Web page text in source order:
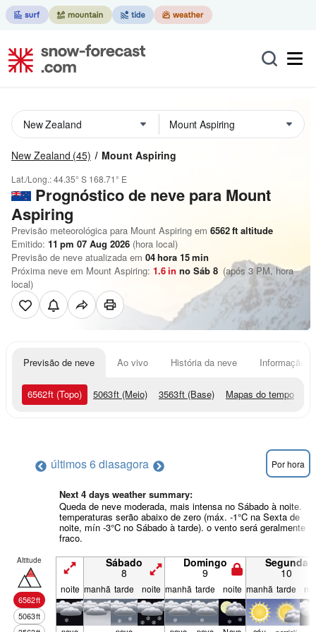
New Zealand (45) Mount Aspiring
Lat./Long.:44.35° S 168.71° E
Prognóstico de neve para Mount
Aspiring
Previsão meteorológica para Mount Aspiring em 6562ft altitude
Emitido: 11 pm 07 Aug 2026 (hora local)
Previsão de neve atualizada em 04hora 15min
Próxima neve em Mount Aspiring: 1.6in no Sáb 8 (após 3 PM, hora
local)
Previsão de neve Ao vivo História da neve Informação
6562ft (Topo) 5063ft (Meio) 3563ft (Base) Mapas do tempo
últimos 6 diasagora Por hora
Next 4 days weather summary:
Queda de neve moderada, mais intensa no Sábado à noite.
temperaturas serão abaixo de zero (máx. -1°C na Sexta de
noite, mín -3°C no Sábado à tarde). o vento será geralmente
fraco.
Altitude
6562ft
5063ft
Sábado
8
Domingo
9
Segunda
10
noite manhã tarde noite manhã tarde noite manhã tarde